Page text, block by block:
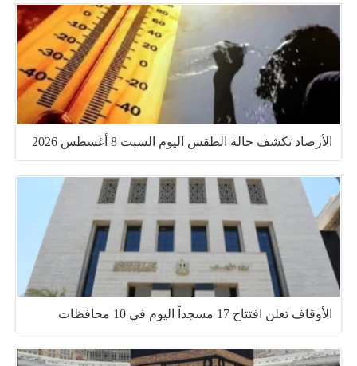
الأرصاد تكشف حالة الطقس اليوم السبت 8 أغسطس 2026
الأوقاف تعلن افتتاح 17 مسجداً اليوم في 10 محافظات